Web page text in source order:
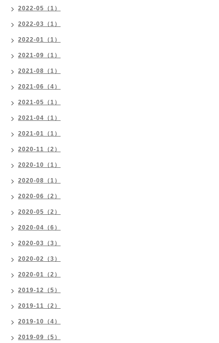
2022-05（1）
2022-03（1）
2022-01（1）
2021-09（1）
2021-08（1）
2021-06（4）
2021-05（1）
2021-04（1）
2021-01（1）
2020-11（2）
2020-10（1）
2020-08（1）
2020-06（2）
2020-05（2）
2020-04（6）
2020-03（3）
2020-02（3）
2020-01（2）
2019-12（5）
2019-11（2）
2019-10（4）
2019-09（5）